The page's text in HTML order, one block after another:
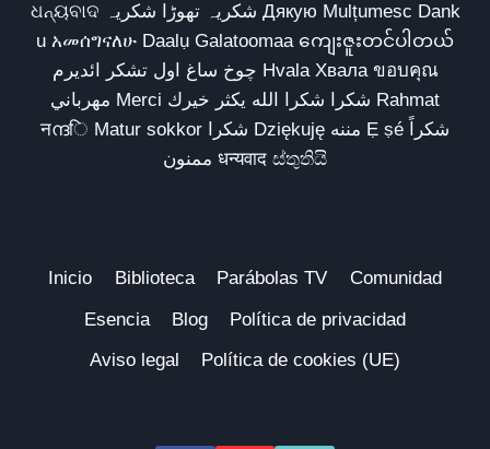
ଧନ୍ୟବାଦ شکریہ تھوڑا شکریہ Дякую Mulțumesc Dank
u አመሰግናለሁ Daalụ Galatoomaa ကျေးဇူးတင်ပါတယ်
چوخ ساغ اول تشکر ائدیرم Hvala Хвала ขอบคุณ
مهرباني Merci شكرا شكرا الله يكثر خيرك Rahmat
नന്ദि Matur sokkor شكرا Dziękuję مننه Ẹ ṣé شكراً
ممنون धन्यवाद ස්තුතියි
Inicio Biblioteca Parábolas TV
Comunidad
Esencia
Blog
Política de privacidad
Aviso legal
Política de cookies (UE)